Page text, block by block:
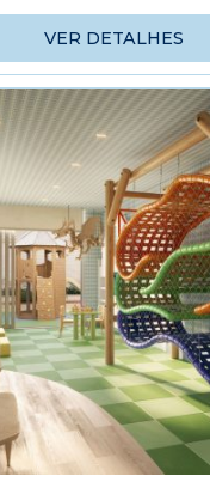
VER DETALHES